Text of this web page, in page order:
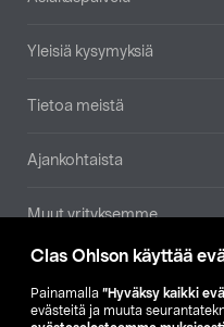
Clas Ohlson käyttää
Painamalla ”Hyväksy kaikki
evästeitä ja muuta
Yleisiä kysymyksiä
Tietoa meistä
Ajankohtaista
Muut yrityksemme
SE